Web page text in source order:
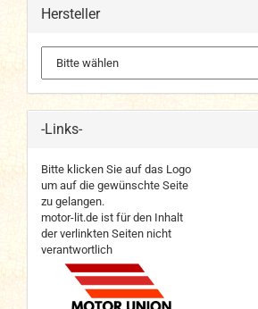
Hersteller
-Links-
Bitte klicken Sie auf das Logo
um auf die gewünschte Seite
zu gelangen.
motor-lit.de ist für den Inhalt
der verlinkten Seiten nicht
verantwortlich